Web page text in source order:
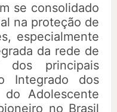
se consolidado
na proteção de
especialmente
da rede de
dos principais
Integrado dos
Adolescente
no Brasil